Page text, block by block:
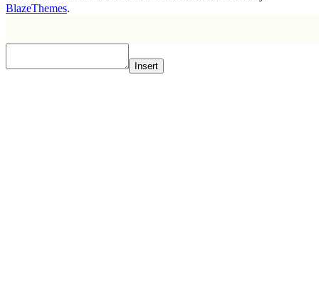
BlazeThemes.
Insert